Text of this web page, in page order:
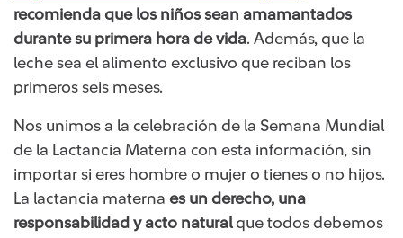
recomienda que los niños sean amamantados
durante su primera hora de vida. Además, que la
leche sea el alimento exclusivo que reciban los
primeros seis meses.
Nos unimos a la celebración de la Semana Mundial
de la Lactancia Materna con esta información, sin
importar si eres hombre o mujer o tienes o no hijos.
La lactancia materna es un derecho, una
responsabilidad y acto naturalque todos debemos